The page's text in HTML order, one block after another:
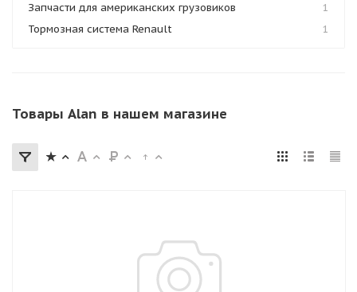
Запчасти для американских грузовиков
1
Тормозная система Renault
1
Товары Alan в нашем магазине